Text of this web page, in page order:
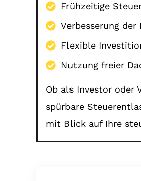
Frühzeitige
Verbesserung
Flexible
Nutzung freier
Ob als Investor oder
spürbare
mit Blick auf Ihre